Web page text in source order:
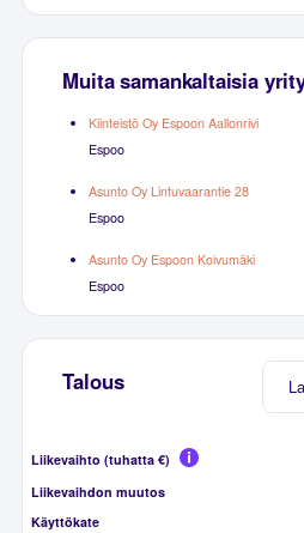
Muita samankaltaisia
Kiinteistö Oy Espoon Aallonrivi
Espoo
Asunto Oy Lintuvaarantie 28
Espoo
Asunto Oy Espoon Koivumäki
Espoo
Talous
Liikevaihto (tuhatta €)
Liikevaihdon muutos
Käyttökate